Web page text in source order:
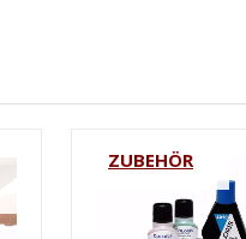
ZUBEHÖR